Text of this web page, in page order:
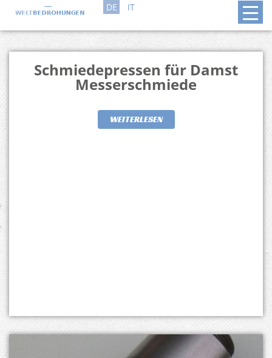
DE IT
Schmiedepressen für Damst
Messerschmiede
WEITERLESEN